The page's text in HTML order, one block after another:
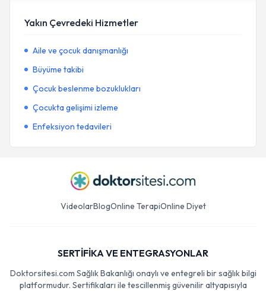
Yakın Çevredeki Hizmetler
Aile ve çocuk danışmanlığı
Büyüme takibi
Çocuk beslenme bozuklukları
Çocukta gelişimi izleme
Enfeksiyon tedavileri
VideolarBlogOnline TerapiOnline Diyet
SERTİFİKA VE ENTEGRASYONLAR
Doktorsitesi.com Sağlık Bakanlığı onaylı ve entegreli bir sağlık bilgi
platformudur. Sertifikaları ile tescillenmiş güvenilir altyapısıyla